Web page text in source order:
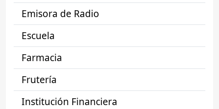
Emisora de Radio
Escuela
Farmacia
Frutería
Institución Financiera